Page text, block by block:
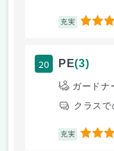
充実 4
20 PE(3)
ガードナ
クラス
充実 5